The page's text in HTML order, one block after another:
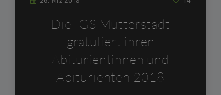
Die IGS Mutterstadt
gratuliert ihren
Abiturientinnen und
Abiturienten 2018